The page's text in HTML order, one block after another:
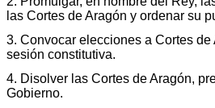
las Cortes de Aragón y ordenar su
3. Convocar elecciones a Cortes de
sesión constitutiva.
4. Disolver las Cortes de Aragón,
Gobierno.